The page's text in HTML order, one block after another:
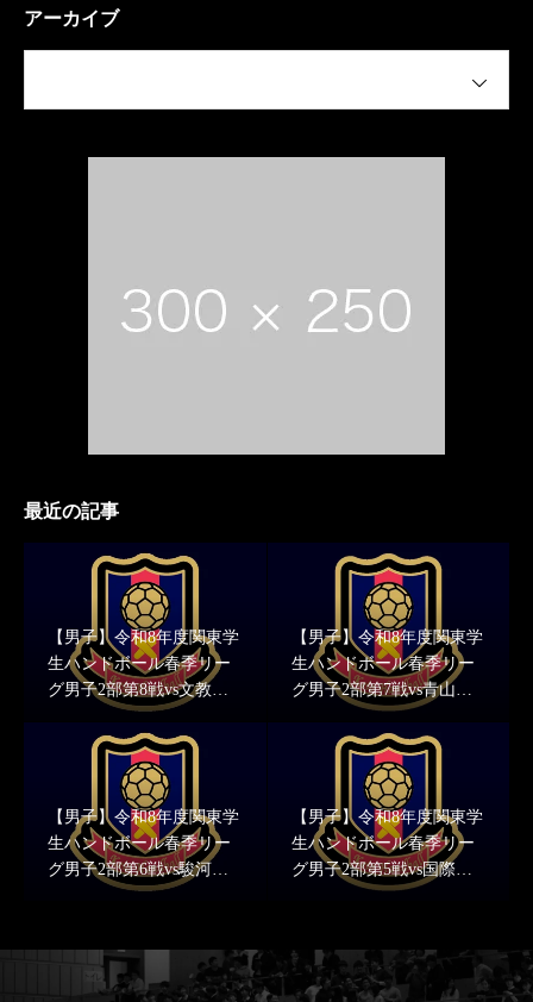
アーカイブ
最近の記事
【男子】令和8年度関東学
生ハンドボール春季リー
グ男子2部第8戦vs文教大
学 結果報告
【男子】令和8年度関東学
生ハンドボール春季リー
グ男子2部第7戦vs青山学
院大学 結果報告
【男子】令和8年度関東学
生ハンドボール春季リー
グ男子2部第6戦vs駿河台
大学 結果報告
【男子】令和8年度関東学
生ハンドボール春季リー
グ男子2部第5戦vs国際武
道大学 結果報告